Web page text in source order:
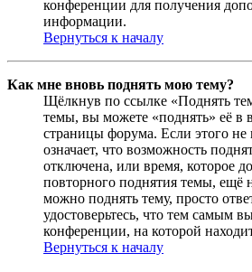
конференции для получения
информации.
Вернуться к началу
Как мне вновь поднять мою тему?
Щёлкнув по ссылке «Поднять
темы, вы можете «поднять» её в
страницы форума. Если этого не
означает, что возможность
отключена, или время, которое
повторного поднятия темы, ещё
можно поднять тему, просто
удостоверьтесь, что тем самым
конференции, на которой
Вернуться к началу